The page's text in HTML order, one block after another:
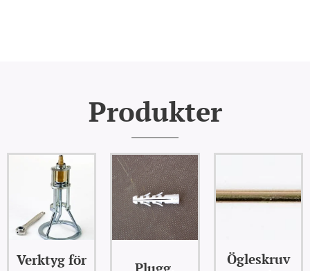
Produkter
Verktyg för
Ögleskruv